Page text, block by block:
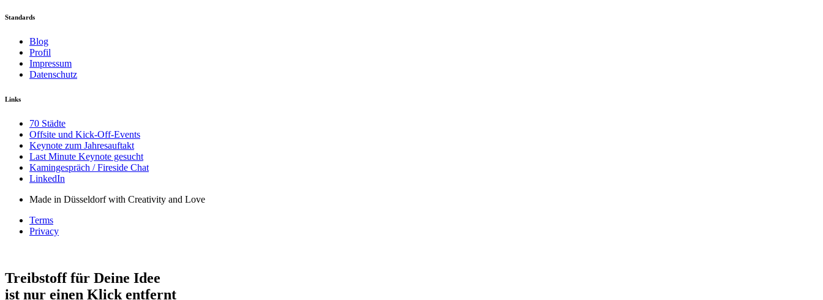
Standards
Blog
Profil
Impressum
Datenschutz
Links
70 Städte
Offsite und Kick-Off-Events
Keynote zum Jahresauftakt
Last Minute Keynote gesucht
Kamingespräch / Fireside Chat
LinkedIn
Made in Düsseldorf with Creativity and Love
Terms
Privacy
Treibstoff für Deine Idee
ist nur einen Klick entfernt